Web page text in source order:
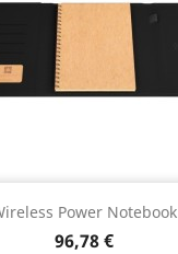
Power Notebook
Prix
96,78 €